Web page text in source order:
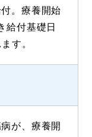
。療養開始
給付基礎日
す。
が、療養開